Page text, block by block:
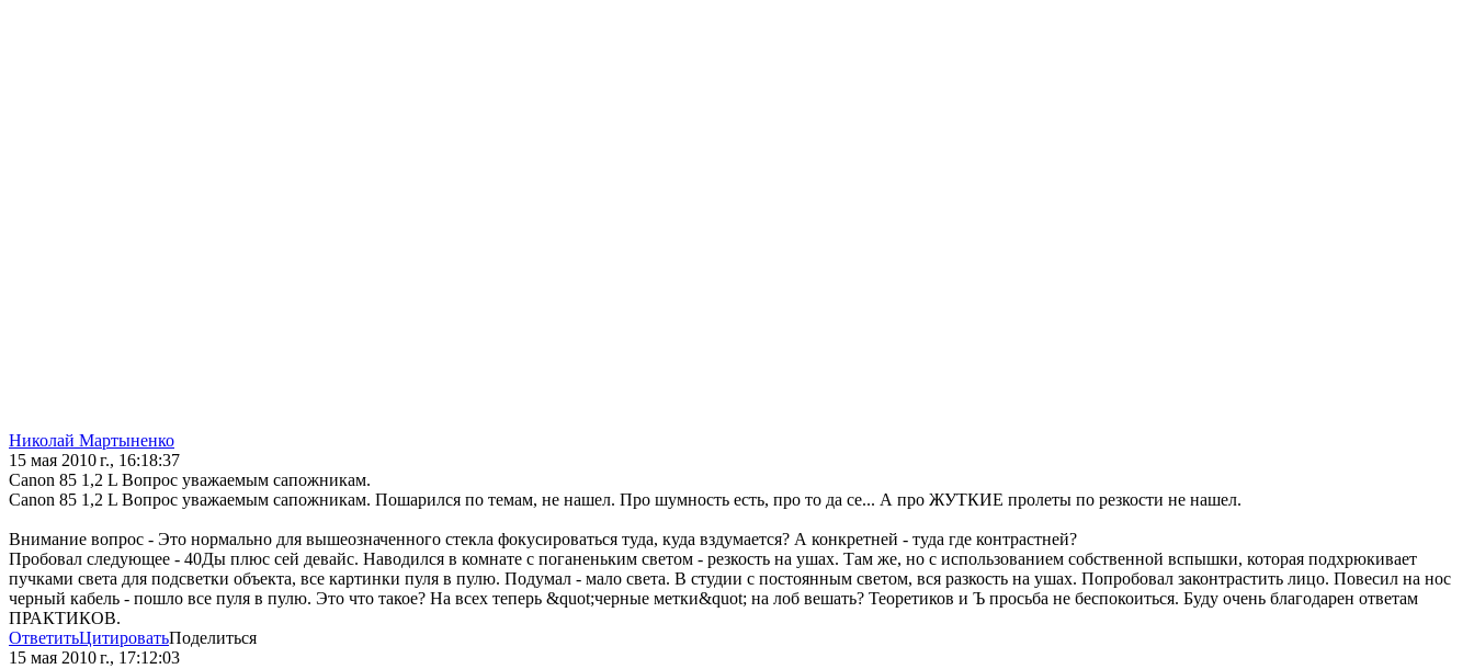
Николай Мартыненко
15 мая 2010 г., 16:18:37
Canon 85 1,2 L Вопрос уважаемым сапожникам.
Canon 85 1,2 L Вопрос уважаемым сапожникам. Пошарился по темам, не нашел. Про шумность есть, про то да се... А про ЖУТКИЕ пролеты по резкости не нашел.
Внимание вопрос - Это нормально для вышеозначенного стекла фокусироваться туда, куда вздумается? А конкретней - туда где контрастней?
Пробовал следующее - 40Ды плюс сей девайс. Наводился в комнате с поганеньким светом - резкость на ушах. Там же, но с использованием собственной вспышки, которая подхрюкивает
пучками света для подсветки объекта, все картинки пуля в пулю. Подумал - мало света. В студии с постоянным светом, вся разкость на ушах. Попробовал законтрастить лицо. Повесил на нос
черный кабель - пошло все пуля в пулю. Это что такое? На всех теперь &quot;черные метки&quot; на лоб вешать? Теоретиков и Ъ просьба не беспокоиться. Буду очень благодарен ответам
ПРАКТИКОВ.
ОтветитьЦитироватьПоделиться
15 мая 2010 г., 17:12:03